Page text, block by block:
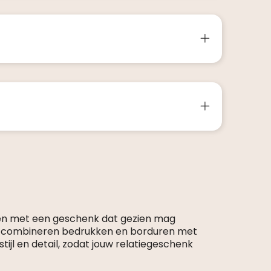
met een geschenk dat gezien mag
bedrukken en borduren met
en detail, zodat jouw relatiegeschenk